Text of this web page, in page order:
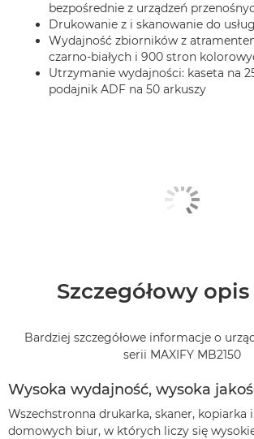
bezpośrednie z urządzeń
Drukowanie z i skanowanie do
Wydajność zbiorników z
czarno-białych i 900 stron
Utrzymanie wydajności: kaseta na
podajnik ADF na 50 arkuszy
Szczegółowy
Bardziej szczegółowe informacje o
serii MAXIFY MB2150
Wysoka wydajność, wysoka
Wszechstronna drukarka, skaner, kopiarka
domowych biur, w których liczy się